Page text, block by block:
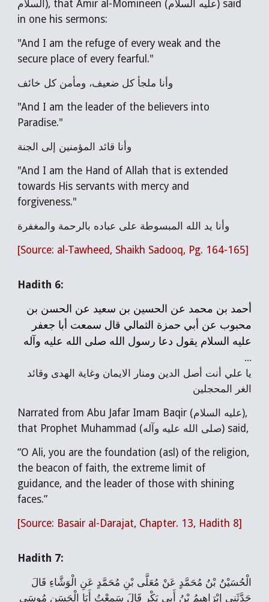
السلام), that Amir al-Momineen (عليه السلام) said
in one his sermons:
"And I am the refuge of every weak and the
secure place of every fearful."
وأنا ملجأ كل ضعيف، ومأمن كل خائف
"And I am the leader of the believers into
Paradise."
وأنا قائد المؤمنين إلى الجنة
"And I am the Hand of Allah that is extended
towards His servants with mercy and
forgiveness."
وأنا يد الله المبسوطة على عباده بالرحمة والمغفرة
[Source: al-Tawheed, Shaikh Sadooq, Pg. 164-165]
Hadith 6:
أحمد بن محمد عن الحسين بن سعيد عن الحسن بن
محبوب عن أبي حمزة الثمالي قال سمعت أبا جعفر
عليه السلام يقول دعا رسول الله صلى الله عليه وآله
...
يا علي أنت أصل الدين ومنار الايمان وغاية الهدى وقائد
الغر المحجلين
Narrated from Abu Jafar Imam Baqir (عليه السلام),
that Prophet Muhammad (صلى الله عليه وآله) said,
“O Ali, you are the foundation (asl) of the religion,
the beacon of faith, the extreme limit of
guidance, and the leader of those with shining
faces.”
[Source: Basair al-Darajat, Chapter. 13, Hadith 8]
Hadith 7:
الْحُسَيْنُ بْنُ مُحَمَّدٍ عَنْ مُعَلَّى بْنِ مُحَمَّدٍ عَنِ الْوَشَّاءِ قَالَ
حَدَّثَنِي إِبْرَاهِيمُ بْنُ أَبِي بَكْرٍ قَالَ سَمِعْتُ أَبَا الْحَسَنِ مُوسَى